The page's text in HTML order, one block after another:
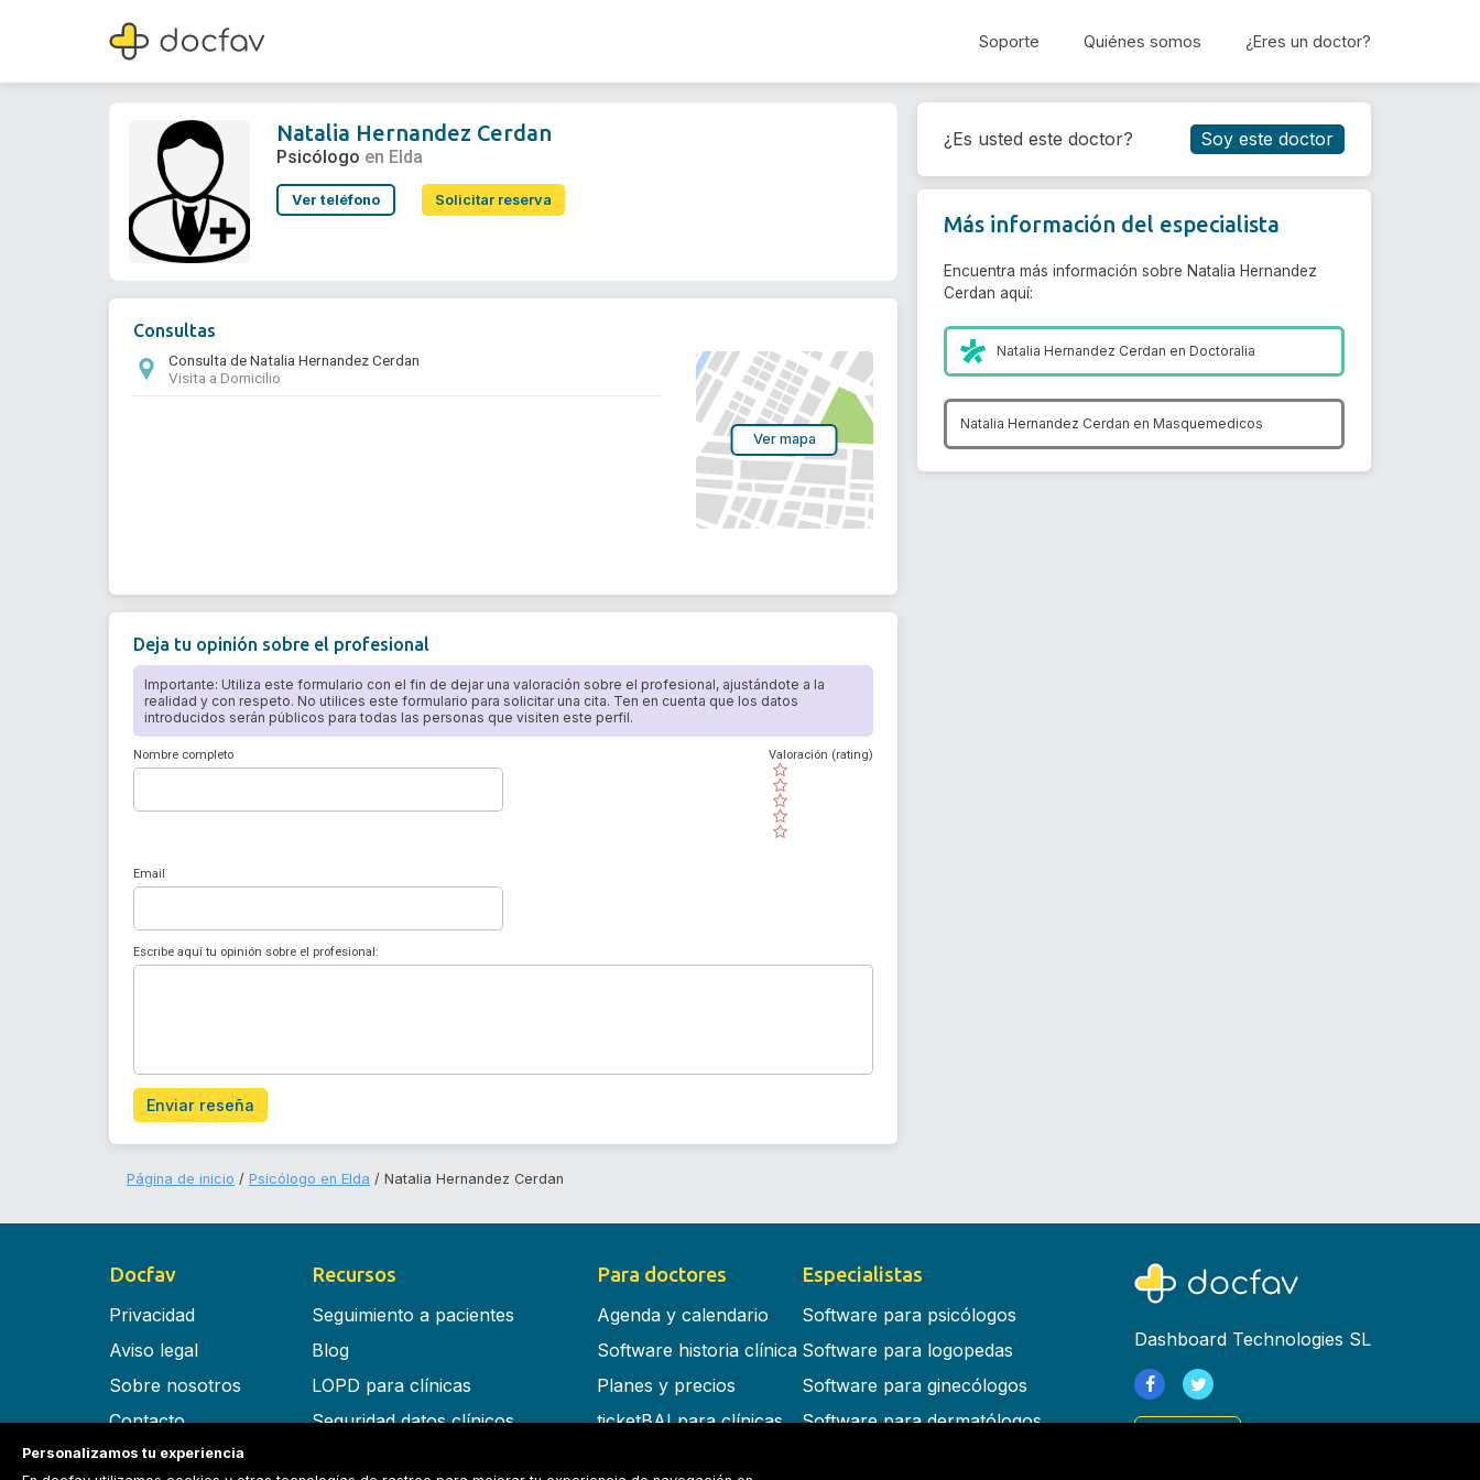
Soporte Quiénes somos ¿Eres un doctor?
Natalia Hernandez Cerdan
Psicólogo
Reservar cita
Natalia Hernandez Cerdan
Psicólogo en Elda
Ver teléfono Solicitar reserva
Consultas
Consulta de Natalia Hernandez Cerdan
Visita a Domicilio
Ver mapa
Deja tu opinión sobre el profesional
Importante: Utiliza este formulario con el fin de dejar una valoración sobre el profesional, ajustándote a la
realidad y con respeto. No utilices este formulario para solicitar una cita. Ten en cuenta que los datos
introducidos serán públicos para todas las personas que visiten este perfil.
Nombre completo
( )
( )
( )
( )
( )
Valoración (rating)
Email
Escribe aquí tu opinión sobre el profesional:
Enviar reseña
¿Es usted este doctor? Soy este doctor
Más información del especialista
Encuentra más información sobre Natalia Hernandez
Cerdan aquí:
Natalia Hernandez Cerdan enDoctoralia
Natalia Hernandez Cerdan en Masquemedicos
Página de inicio Psicólogo en Elda Natalia Hernandez Cerdan
Docfav
Privacidad
Aviso legal
Sobre nosotros
Contacto
Términos y condiciones
Recursos
Seguimiento a pacientes
Blog
LOPD para clínicas
Seguridad datos clínicos
Para doctores
Agenda y calendario
Software historia clínica
Planes y precios
ticketBAI para clínicas
Especialistas
Software para psicólogos
Software para logopedas
Software para ginecólogos
Software para dermatólogos
Dashboard Technologies SL
Personalizamos tu experiencia